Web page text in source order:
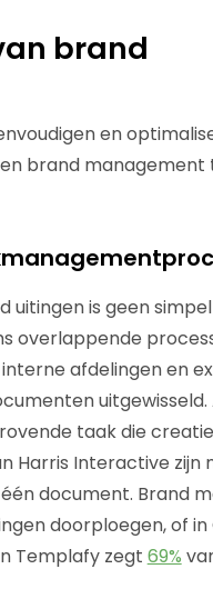
brand
en
brand management
is geen
overlappende
afdelingen en
uitgewisseld.
taak die
Harris Interactive zijn
document. Brand
doorploegen, of
Templafy zegt 69%